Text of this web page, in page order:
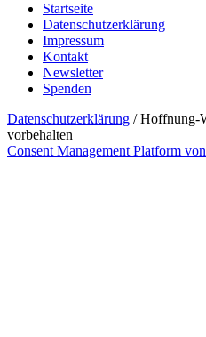
Startseite
Datenschutzerklärung
Impressum
Kontakt
Newsletter
Spenden
Datenschutzerklärung / Hoffnung-
vorbehalten
Consent Management Platform